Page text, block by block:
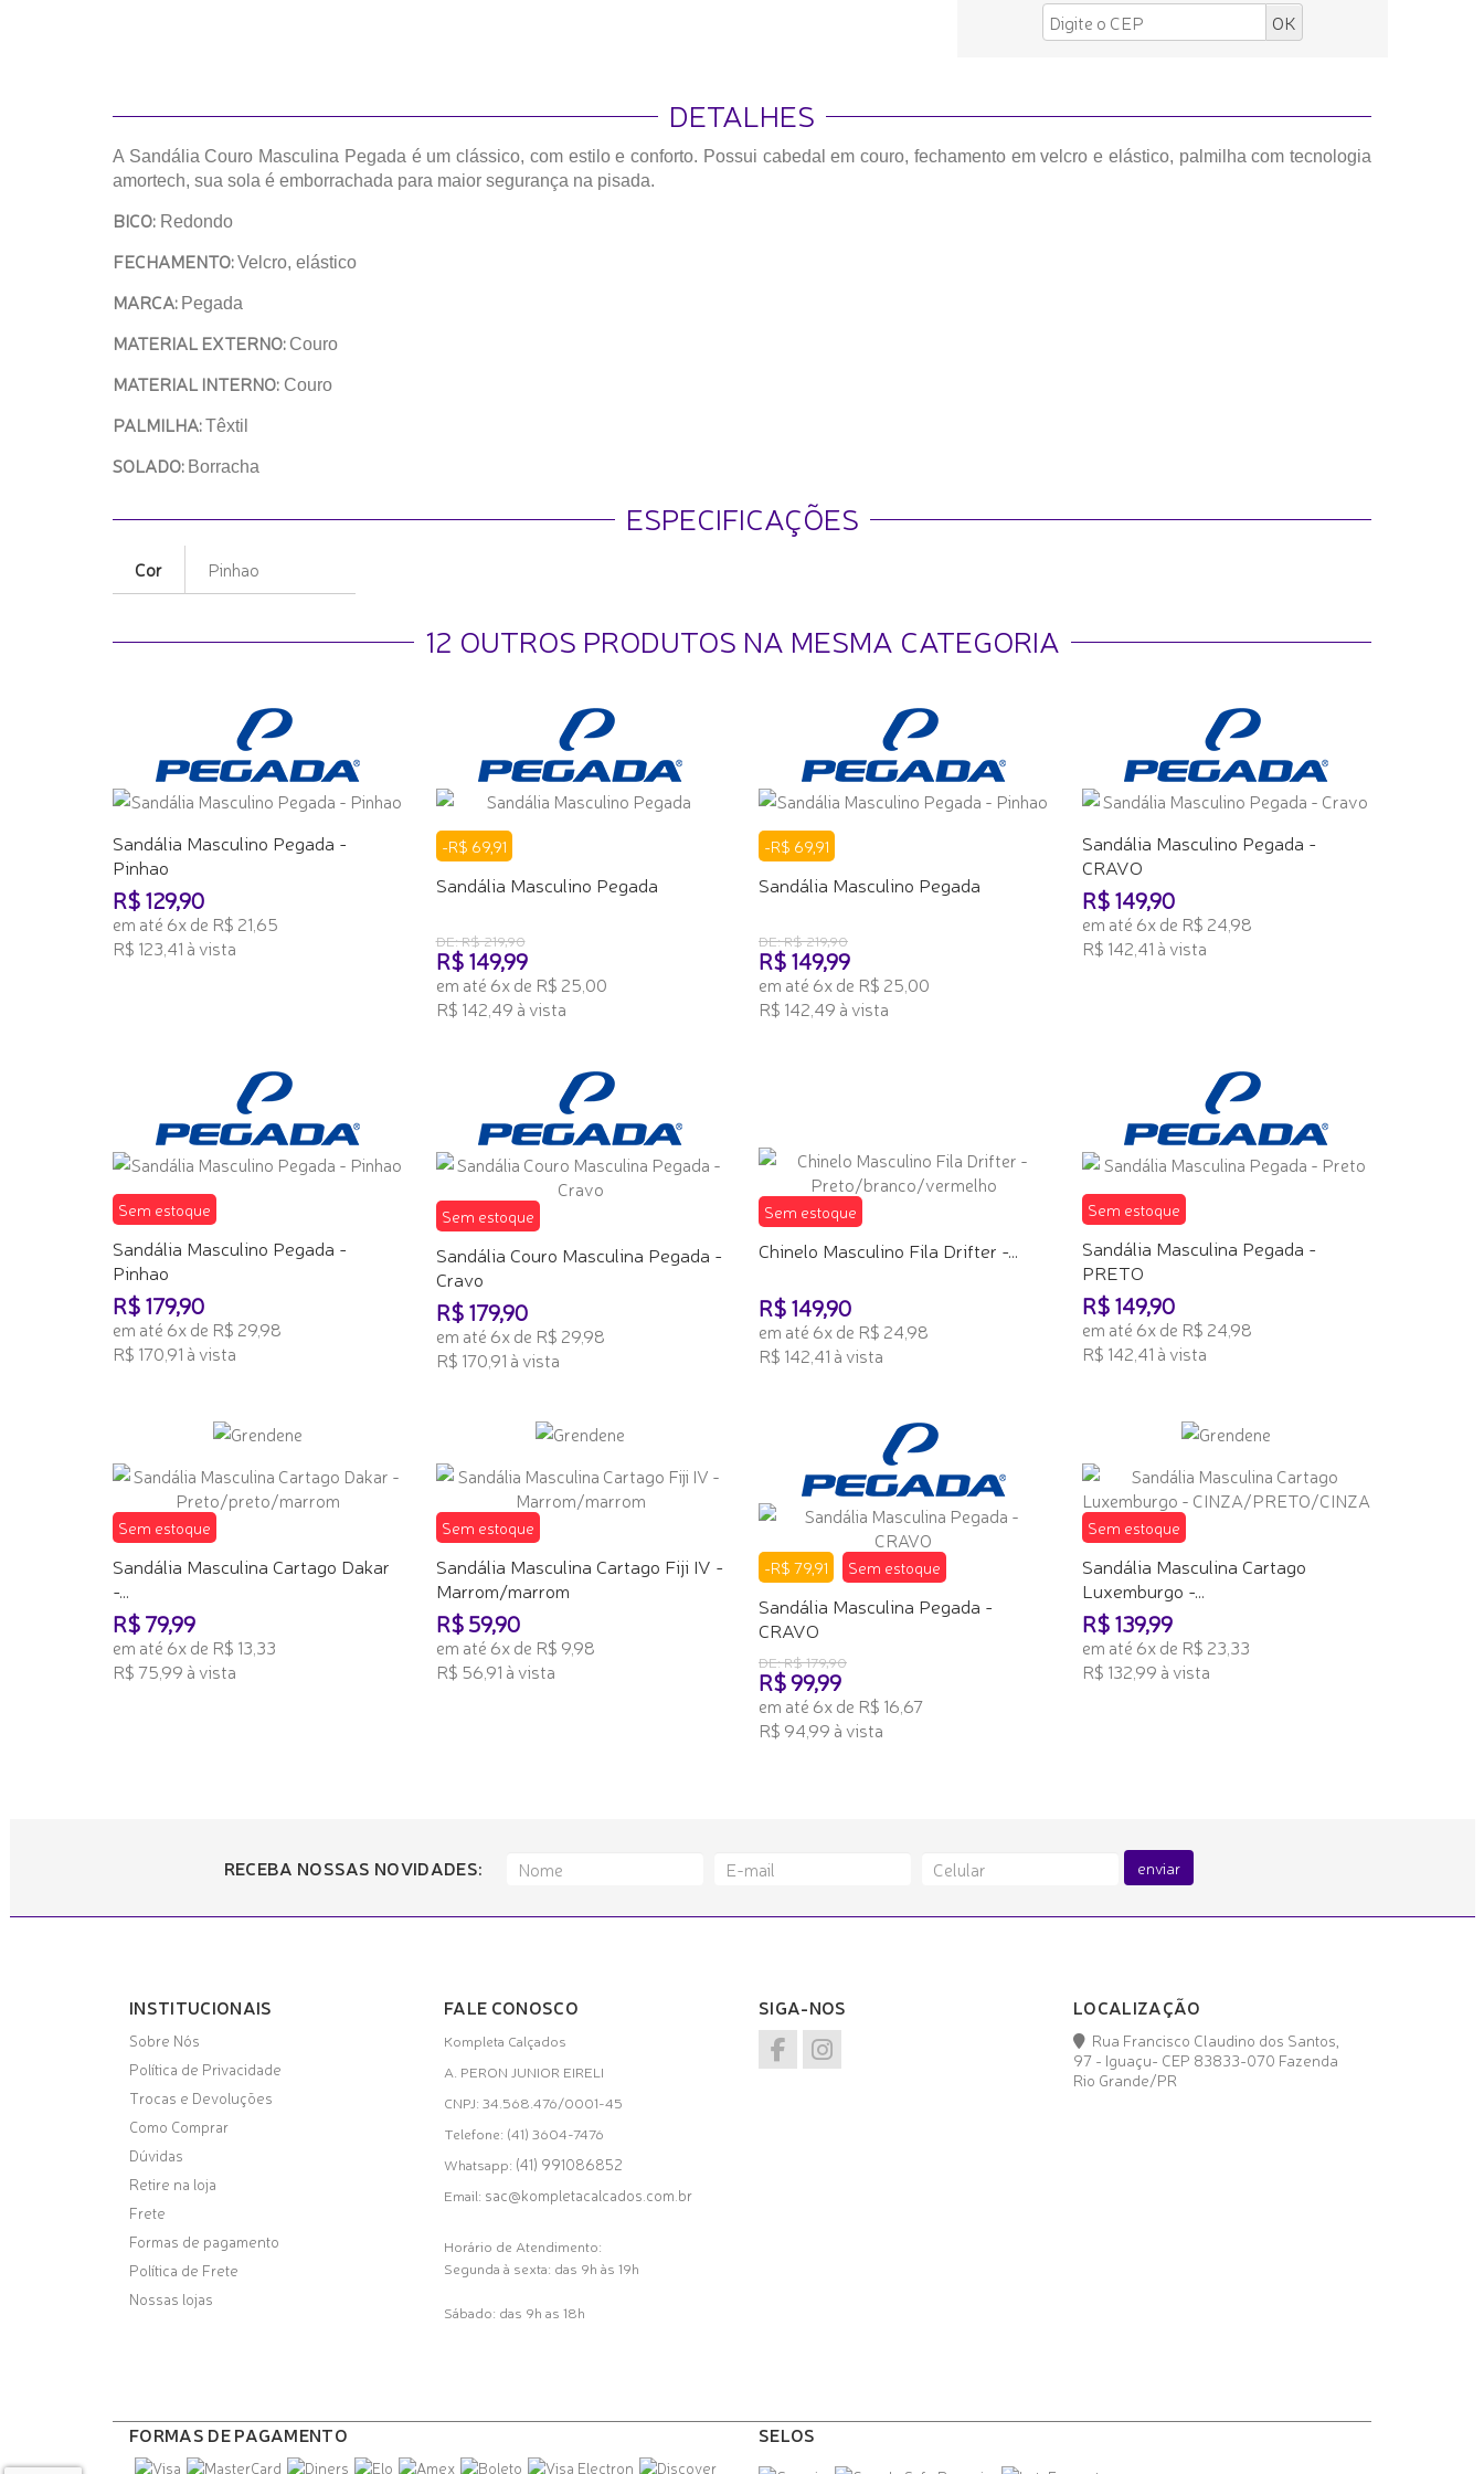
DETALHES
A Sandália Couro Masculina Pegada é um clássico, com estilo e conforto. Possui cabedal em couro, fechamento em velcro e elástico, palmilha com tecnologia
amortech, sua sola é emborrachada para maior segurança na pisada.
BICO: Redondo
FECHAMENTO:Velcro, elástico
MARCA: Pegada
MATERIAL EXTERNO: Couro
MATERIAL INTERNO: Couro
PALMILHA:Têxtil
SOLADO: Borracha
ESPECIFICAÇÕES
Cor Pinhao
12 OUTROS PRODUTOS NA MESMA CATEGORIA
Sandália Masculino Pegada -
Pinhao
R$ 129,90
em até 6x de R$ 21,65
R$ 123,41 à vista
-R$ 69,91
Sandália Masculino Pegada
DE: R$ 219,90
R$ 149,99
em até 6x de R$ 25,00
R$ 142,49 à vista
-R$ 69,91
Sandália Masculino Pegada
DE: R$ 219,90
R$ 149,99
em até 6x de R$ 25,00
R$ 142,49 à vista
Sandália Masculino Pegada -
CRAVO
R$ 149,90
em até 6x de R$ 24,98
R$ 142,41 à vista
Sem estoque
Sandália Masculino Pegada -
Pinhao
R$ 179,90
em até 6x de R$ 29,98
R$ 170,91 à vista
Sem estoque
Sandália Couro Masculina Pegada -
Cravo
R$ 179,90
em até 6x de R$ 29,98
R$ 170,91 à vista
Sem estoque
Chinelo Masculino Fila Drifter -...
R$ 149,90
em até 6x de R$ 24,98
R$ 142,41 à vista
Sem estoque
Sandália Masculina Pegada -
PRETO
R$ 149,90
em até 6x de R$ 24,98
R$ 142,41 à vista
Sem estoque
Sandália Masculina Cartago Dakar
-...
R$ 79,99
em até 6x de R$ 13,33
R$ 75,99 à vista
Sem estoque
Sandália Masculina Cartago Fiji IV -
Marrom/marrom
R$ 59,90
em até 6x de R$ 9,98
R$ 56,91 à vista
-R$ 79,91 Sem estoque
Sandália Masculina Pegada -
CRAVO
DE: R$ 179,90
R$ 99,99
em até 6x de R$ 16,67
R$ 94,99 à vista
Sem estoque
Sandália Masculina Cartago
Luxemburgo -...
R$ 139,99
em até 6x de R$ 23,33
R$ 132,99 à vista
RECEBA NOSSAS NOVIDADES: enviar
INSTITUCIONAIS
Sobre Nós
Política de Privacidade
Trocas e Devoluções
Como Comprar
Dúvidas
Retire na loja
Frete
Formas de pagamento
Política de Frete
Nossas lojas
FALE CONOSCO
Kompleta Calçados
A. PERON JUNIOR EIRELI
CNPJ: 34.568.476/0001-45
Telefone: (41) 3604-7476
Whatsapp: (41) 991086852
Email: sac@kompletacalcados.com.br
Horário de Atendimento:
Segunda à sexta: das 9h às 19h
Sábado: das 9h as 18h
SIGA-NOS LOCALIZAÇÃO
Rua Francisco Claudino dos Santos,
97 - Iguaçu- CEP 83833-070 Fazenda
Rio Grande/PR
FORMAS DE PAGAMENTO SELOS